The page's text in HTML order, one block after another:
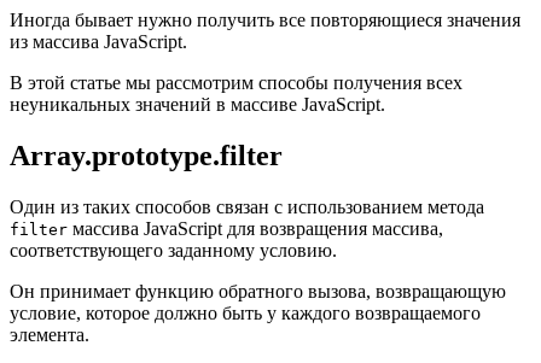
Иногда бывает нужно получить все повторяющиеся значения
из массива JavaScript.
В этой статье мы рассмотрим способы получения всех
неуникальных значений в массиве JavaScript.
Array.prototype.filter
Один из таких способов связан с использованием метода
filter массива JavaScript для возвращения массива,
соответствующего заданному условию.
Он принимает функцию обратного вызова, возвращающую
условие, которое должно быть у каждого возвращаемого
элемента.